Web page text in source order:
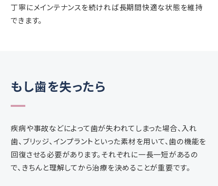
丁寧にメインテナンスを続ければ長期間快適な状態を維持
できます。
もし歯を失ったら
疾病や事故などによって歯が失われてしまった場合、入れ
歯、ブリッジ、インプラントといった素材を用いて、歯の機能を
回復させる必要があります。それぞれに一長一短があるの
で、きちんと理解してから治療を決めることが重要です。